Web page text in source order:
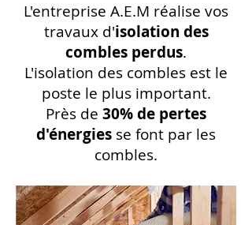
L'entreprise A.E.M réalise vos
travaux d'isolation des
combles perdus.
L'isolation des combles est le
poste le plus important.
Près de 30% de pertes
d'énergies se font par les
combles.